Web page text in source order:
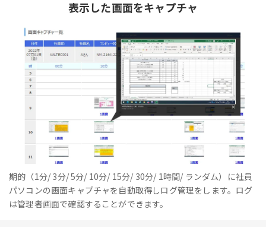
表示した画面をキャプチャ
期的（1分/ 3分/ 5分/ 10分/ 15分/ 30分/ 1時間/ ランダム）に社員
パソコンの画面キャプチャを自動取得しログ管理をします。ログ
は管理者画面で確認することができます。